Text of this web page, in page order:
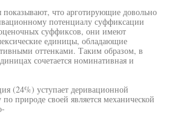
показывают, что арготирующие довольно
потенциалу суффиксации
суффиксов, они имеют
единицы, обладающие
оттенками. Таким образом, в
сочетается номинативная и
(24%) уступает деривационной
природе своей является механической